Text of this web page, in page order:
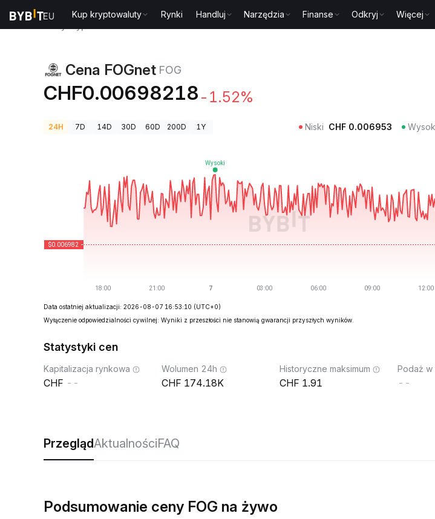
Kup kryptowaluty Rynki Handluj Narzędzia Finanse Odkryj Więcej
Cena FOGnet FOG
CHF0.00698218 -1.52%
24H 7D 14D 30D 60D 200D 1Y Niski CHF 0.006953
Data ostatniej aktualizacji: 2026-08-07 16:53:10 (UTC+0)
Wyłączenie odpowiedzialności cywilnej: Wyniki z przeszłości nie stanowią gwarancji przyszłych wyników.
Statystyki cen
Kapitalizacja rynkowa
--
Wolumen 24h
174.18K
Historyczne maksimum
1.91
Podaż w
--
PrzeglądAktualnościFAQ
Podsumowanie ceny FOG na żywo